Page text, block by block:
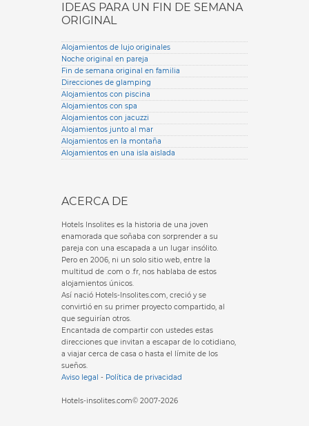
IDEAS PARA UN FIN DE SEMANA
ORIGINAL
Alojamientos de lujo originales
Noche original en pareja
Fin de semana original en familia
Direcciones de glamping
Alojamientos con piscina
Alojamientos con spa
Alojamientos con jacuzzi
Alojamientos junto al mar
Alojamientos en la montaña
Alojamientos en una isla aislada
ACERCA DE
Hotels Insolites es la historia de una joven
enamorada que soñaba con sorprender a su
pareja con una escapada a un lugar insólito.
Pero en 2006, ni un solo sitio web, entre la
multitud de .com o .fr, nos hablaba de estos
alojamientos únicos.
Así nació Hotels-Insolites.com, creció y se
convirtió en su primer proyecto compartido, al
que seguirían otros.
Encantada de compartir con ustedes estas
direcciones que invitan a escapar de lo cotidiano,
a viajar cerca de casa o hasta el límite de los
sueños.
Aviso legal - Política de privacidad
Hotels-insolites.com© 2007-2026